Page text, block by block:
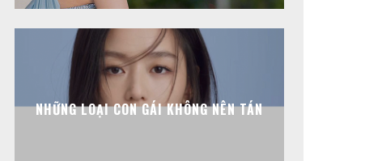
NHỮNG LOẠI CON GÁI KHÔNG NÊN TÁN